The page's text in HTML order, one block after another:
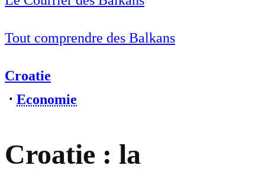
Tout comprendre des Balkans
Croatie
⋅ Economie
Croatie : la